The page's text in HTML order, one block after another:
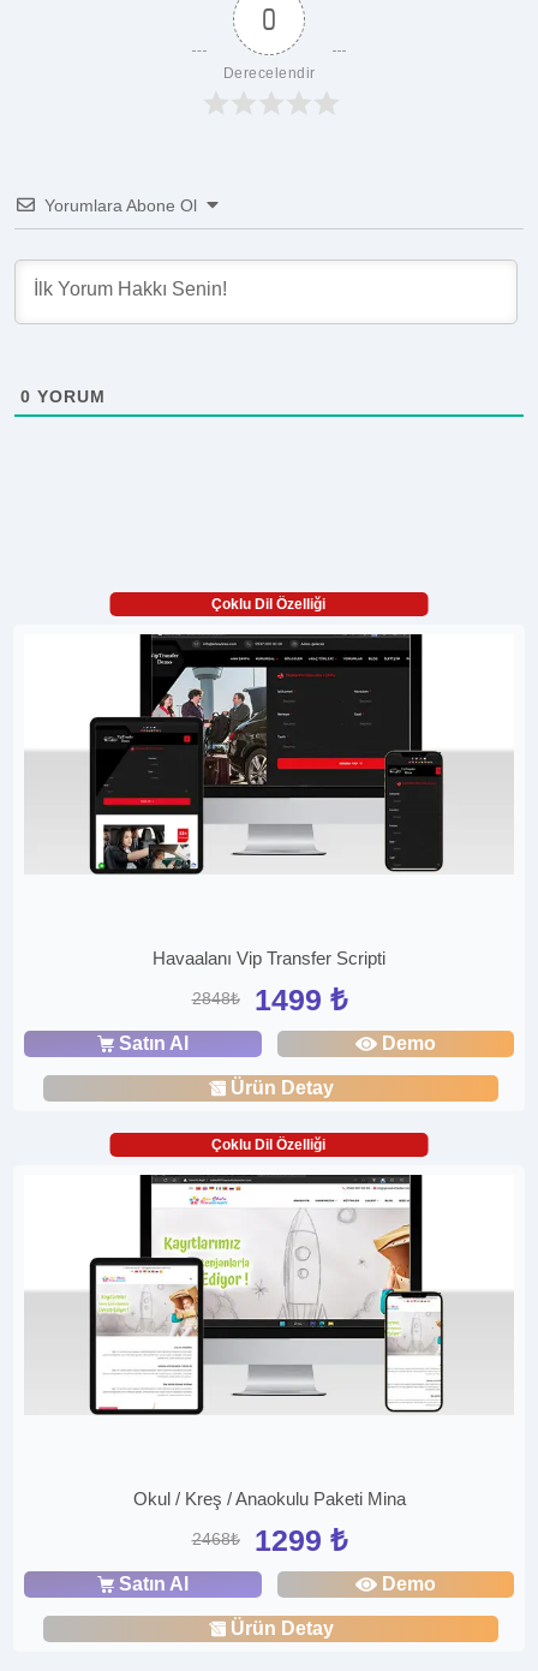
0
Derecelendir
Yorumlara Abone Ol
0 YORUM
Çoklu Dil Özelliği
Havaalanı Vip Transfer Scripti
2848₺ 1499 ₺
Satın Al Demo
Ürün Detay
Çoklu Dil Özelliği
Okul / Kreş / Anaokulu Paketi Mina
2468₺ 1299 ₺
Satın Al Demo
Ürün Detay